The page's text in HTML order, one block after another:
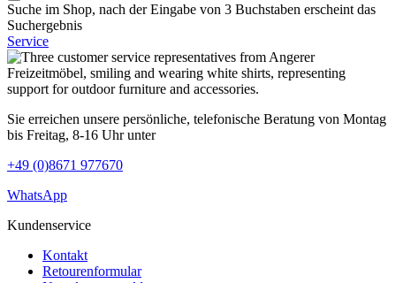
Suche im Shop, nach der Eingabe von 3 Buchstaben erscheint das
Suchergebnis
Service
Sie erreichen unsere persönliche, telefonische Beratung von Montag
bis Freitag, 8-16 Uhr unter
+49 (0)8671 977670
WhatsApp
Kundenservice
Kontakt
Retourenformular